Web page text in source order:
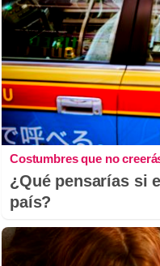
Costumbres que no
¿Qué pensarías si
país?